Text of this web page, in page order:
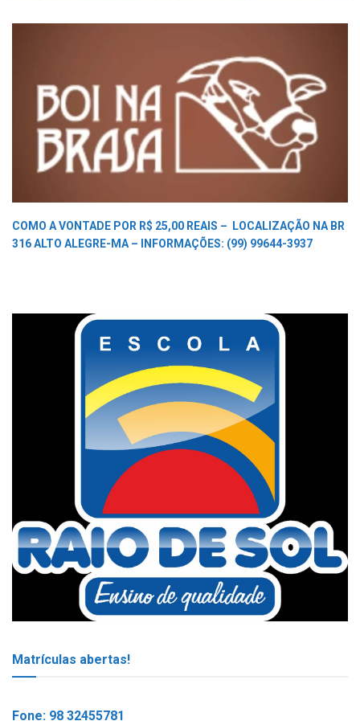
COMO A VONTADE POR R$ 25,00 REAIS –
LOCALIZAÇÃO NA BR
316 ALTO ALEGRE-MA –
INFORMAÇÕES: (99) 99644-3937
Matrículas abertas!
Fone: 98 32455781